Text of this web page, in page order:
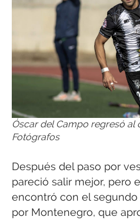
Óscar del Campo regresó al
Fotógrafos
Después del paso por
pareció salir mejor, pero
encontró con el
por Montenegro, que